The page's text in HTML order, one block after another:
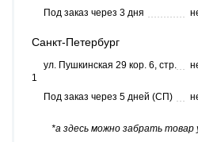
Под заказ через 3 дня
Санкт-Петербург
ул. Пушкинская 29 кор. 6, стр.
1
Под заказ через 5 дней (СП)
*а здесь можно забрать товар